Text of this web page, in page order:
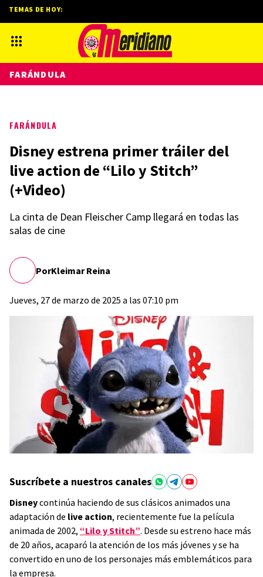
FARÁNDULA
Disney estrena primer tráiler del
live action de “Lilo y Stitch”
(+Video)
La cinta de Dean Fleischer Camp llegará en todas las
salas de cine
PorKleimar Reina
Jueves, 27 de marzo de 2025 a las 07:10 pm
Suscríbete a nuestros canales
Disneycontinúa haciendo de sus clásicos animados una
adaptación de live action, recientemente fue la película
animada de 2002, “Lilo y Stitch”. Desde su estreno hace más
de 20 años, acaparó la atención de los más jóvenes y se ha
convertido en uno de los personajes más emblemáticos para
la empresa.
TEMAS DE HOY:
FARÁNDULA